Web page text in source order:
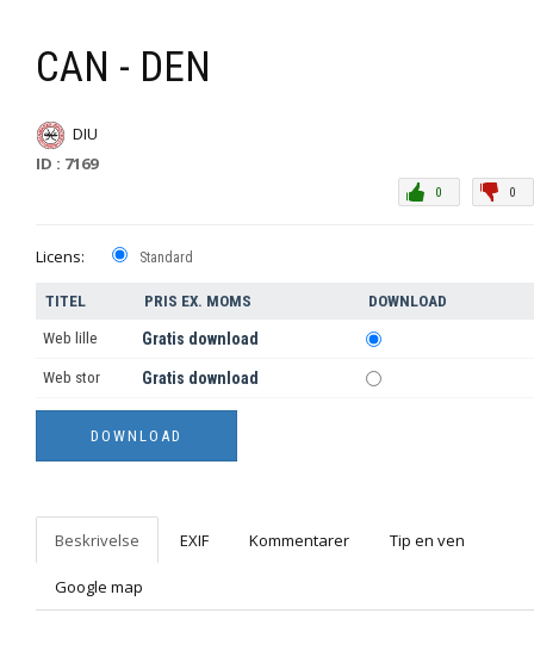
CAN - DEN
DIU
ID : 7169
0
0
Licens: Standard
TITEL PRIS EX. MOMS DOWNLOAD
Web lille Gratis download
Web stor Gratis download
Beskrivelse EXIF Kommentarer Tip en ven
Google map